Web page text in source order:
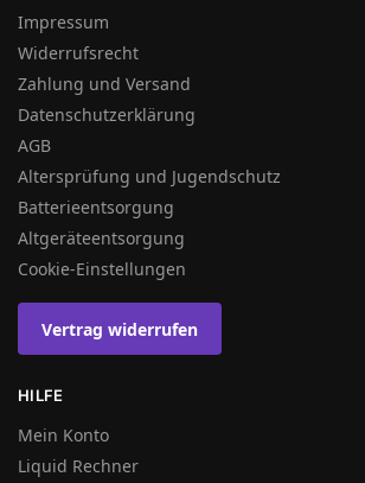
Impressum
Widerrufsrecht
Zahlung und Versand
Datenschutzerklärung
AGB
Altersprüfung und Jugendschutz
Batterieentsorgung
Altgeräteentsorgung
Cookie-Einstellungen
Vertrag widerrufen
HILFE
Mein Konto
Liquid Rechner